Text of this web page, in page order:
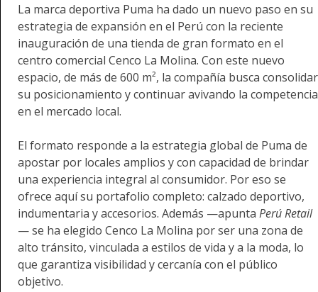
La marca deportiva Puma ha dado un nuevo paso en su
estrategia de expansión en el Perú con la reciente
inauguración de una tienda de gran formato en el
centro comercial Cenco La Molina. Con este nuevo
espacio, de más de 600 m², la compañía busca consolidar
su posicionamiento y continuar avivando la competencia
en el mercado local.
El formato responde a la estrategia global de Puma de
apostar por locales amplios y con capacidad de brindar
una experiencia integral al consumidor. Por eso se
ofrece aquí su portafolio completo: calzado deportivo,
indumentaria y accesorios. Además —apunta Perú Retail
— se ha elegido Cenco La Molina por ser una zona de
alto tránsito, vinculada a estilos de vida y a la moda, lo
que garantiza visibilidad y cercanía con el público
objetivo.